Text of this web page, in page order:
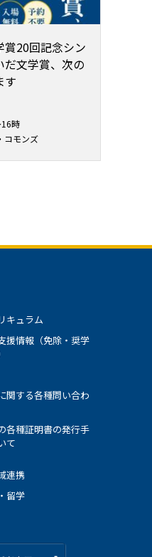
20回記念シン
だ文学賞、次の
す
時
コモンズ
キュラム
援情報（免除・奨学
関する各種問い合わ
各種証明書の発行手
て
連携
留学